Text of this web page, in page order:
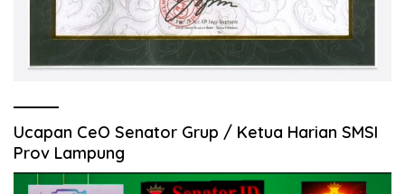
Ucapan CeO Senator Grup / Ketua Harian SMSI
Prov Lampung